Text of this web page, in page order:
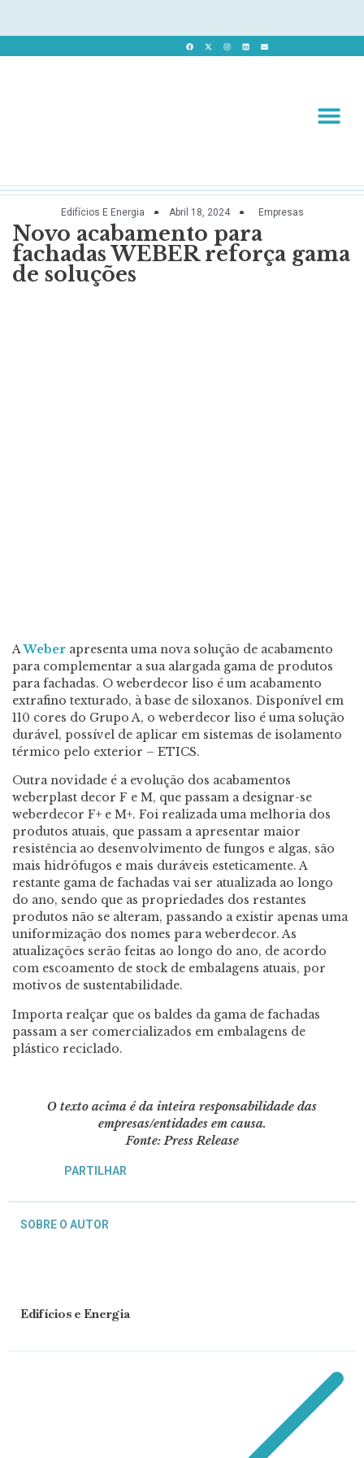
Edifícios E Energia Abril 18, 2024 Empresas
Novo acabamento para
fachadas WEBER reforça gama
de soluções
AWeber apresenta uma nova solução de acabamento
para complementar a sua alargada gama de produtos
para fachadas. O weberdecor liso é um acabamento
extrafino texturado, à base de siloxanos. Disponível em
110 cores do Grupo A, o weberdecor liso é uma solução
durável, possível de aplicar em sistemas de isolamento
térmico pelo exterior – ETICS.
Outra novidade é a evolução dos acabamentos
weberplast decor F e M, que passam a designar-se
weberdecor F+ e M+. Foi realizada uma melhoria dos
produtos atuais, que passam a apresentar maior
resistência ao desenvolvimento de fungos e algas, são
mais hidrófugos e mais duráveis esteticamente. A
restante gama de fachadas vai ser atualizada ao longo
do ano, sendo que as propriedades dos restantes
produtos não se alteram, passando a existir apenas uma
uniformização dos nomes para weberdecor. As
atualizações serão feitas ao longo do ano, de acordo
com escoamento de stock de embalagens atuais, por
motivos de sustentabilidade.
Importa realçar que os baldes da gama de fachadas
passam a ser comercializados em embalagens de
plástico reciclado.
O texto acima é da inteira responsabilidade das
empresas/entidades em causa.
Fonte: Press Release
PARTILHAR
SOBRE O AUTOR
Edifícios e Energia